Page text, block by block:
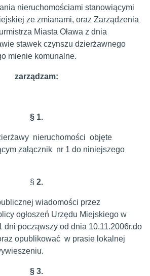
nieruchomościami stanowiącymi
ze zmianami, oraz Zarządzenia
Miasta Oława z dnia
stawek czynszu dzierżawnego
mienie komunalne.
zarządzam:
§ 1.
nieruchomości objęte
załącznik nr 1 do niniejszego
§ 2.
wiadomości przez
ogłoszeń Urzędu Miejskiego w
dni począwszy od dnia 10.11.2006r.do
opublikować w prasie lokalnej
jego wywieszeniu.
§ 3.